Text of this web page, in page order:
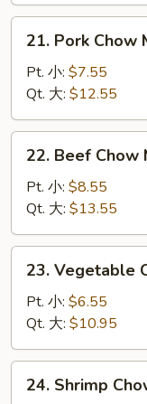
炒
Pork
Chow
Mein
肉
炒
21. Pork Chow
Pt. 小: $7.55
Qt. 大: $12.55
Beef
Chow
Mein
牛
炒
22. Beef Chow
Pt. 小: $8.55
Qt. 大: $13.55
Vegetable
Chow
Mein
菜
炒
23. Vegetable
Pt. 小: $6.55
Qt. 大: $10.95
Shrimp
24. Shrimp